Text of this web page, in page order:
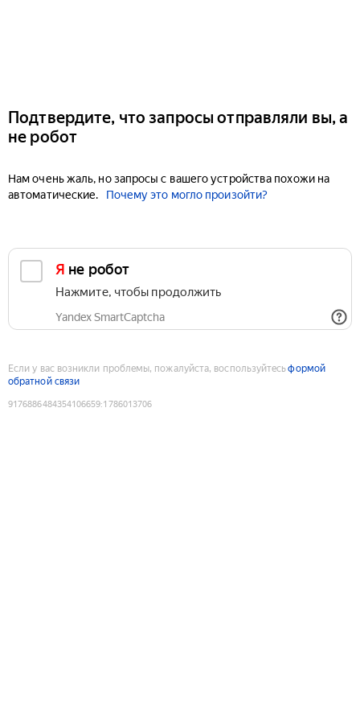
Подтвердите, что запросы отправляли вы, а
не робот
Нам очень жаль, но запросы с вашего устройства похожи на
автоматические.
Почему это могло произойти?
Я не робот
Нажмите, чтобы продолжить
Yandex SmartCaptcha
Если у вас возникли проблемы, пожалуйста, воспользуйтесьформой
обратной связи
9176886484354106659:1786013706